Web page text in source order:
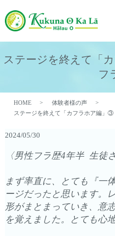
ステージを終えて「
フ
HOME
体験者様の声
ステージを終えて「カフラホア編」③
2024/05/30
〈男性フラ歴4年半 生徒
まず率直に、とても『一
ージだったと思います。
形がまとまっていき、意
を覚えました。とても心